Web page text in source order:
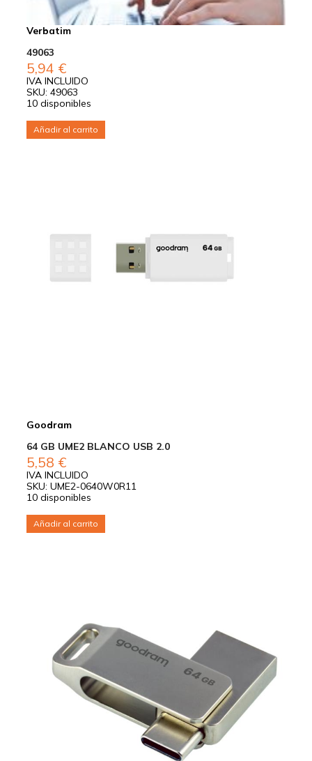
Verbatim
49063
5,94 €
IVA INCLUIDO
SKU: 49063
10 disponibles
Añadir al carrito
Goodram
64 GB UME2 BLANCO USB 2.0
5,58 €
IVA INCLUIDO
SKU: UME2-0640W0R11
10 disponibles
Añadir al carrito